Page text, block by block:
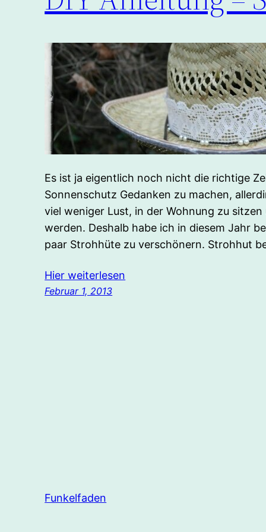
Es ist ja eigentlich noch nicht die richtige
Sonnenschutz Gedanken zu machen,
viel weniger Lust, in der Wohnung zu
werden. Deshalb habe ich in diesem Jahr
paar Strohhüte zu verschönern. Strohhut
Hier weiterlesen
Februar 1, 2013
Funkelfaden